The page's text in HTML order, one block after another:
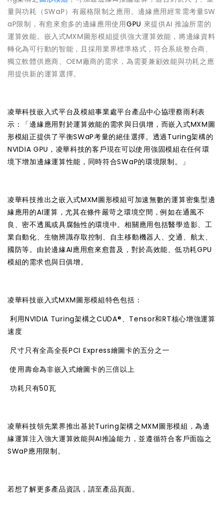
量與功耗（SWaP）有嚴格限制之應用。邊緣應用經常需考量SW
aP限制，有愈來愈多的邊緣應用使用GPU 來提供AI 推論所需的
運算效能。嵌入式MXM圖形模組提供強大運算效能，將邊緣資料
轉化為可行動的智能，且採用業界標準格式，符合系統整合商、
獨立軟體供應商、OEM廠商的需求，為需要兼顧效能與功耗之應
用提供新的運算選擇。
凌華科技嵌入式平台及模組事業處平台產品中心協理蔡雨利表
示：「邊緣應用對於運算效能的需求與日俱增，而嵌入式MXM圖
形模組正提供了平衡SWaP考量的絕佳選擇。透過Turing架構的
NVIDIA GPU，凌華科技的客戶現在可以使用強固模組在任何環
境下增加邊緣運算性能，同時符合SWaP的環境限制。」
凌華科技推出之嵌入式MXM圖形模組可加速無數的運算密集型邊
緣應用的AI運算，尤其在條件嚴苛之環境空間，例如在通風不
良、密不透風或具腐蝕性的環境中。相關應用包括醫學造影、工
業自動化、生物辨識存取控制、自主移動機器人、交通、航太、
國防等。由於邊緣AI應用愈來愈普及，對於高效能、低功耗GPU
模組的需求也與日俱增。
凌華科技嵌入式MXM圖形模組特色包括：
利用NVIDIA Turing架構之CUDA®、Tensor和RT核心增強運算
速度
尺寸只有全高全長PCI Express繪圖卡的五分之一
使用壽命為非嵌入式繪圖卡的三倍以上
功耗只有50瓦
凌華科技領先業界推出基於Turing架構之MXM圖形模組，為邊
緣運算注入強大運算效能與AI推論能力，並遵循符合客戶面臨之
SWaP應用限制。
若想了解更多產品資訊，請至產品頁面。